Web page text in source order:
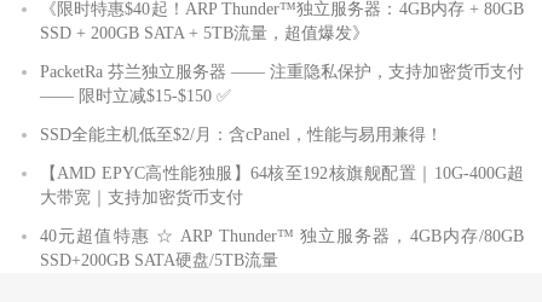
《限时特惠$40起！ARP Thunder™独立服务器：4GB内存 + 80GB
SSD + 200GB SATA + 5TB流量，超值爆发》
PacketRa 芬兰独立服务器 —— 注重隐私保护，支持加密货币支付
—— 限时立减$15-$150 ✅
SSD全能主机低至$2/月：含cPanel，性能与易用兼得！
【AMD EPYC高性能独服】64核至192核旗舰配置｜10G-400G超
大带宽｜支持加密货币支付
40元超值特惠 ☆ ARP Thunder™ 独立服务器，4GB内存/80GB
SSD+200GB SATA硬盘/5TB流量